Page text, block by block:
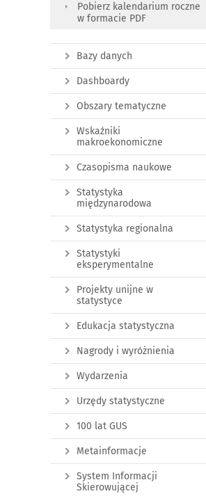
Pobierz kalendarium roczne
w formacie PDF
Bazy danych
Dashboardy
Obszary tematyczne
Wskaźniki
makroekonomiczne
Czasopisma naukowe
Statystyka
międzynarodowa
Statystyka regionalna
Statystyki
eksperymentalne
Projekty unijne w
statystyce
Edukacja statystyczna
Nagrody i wyróżnienia
Wydarzenia
Urzędy statystyczne
100 lat GUS
Metainformacje
System Informacji
Skierowującej